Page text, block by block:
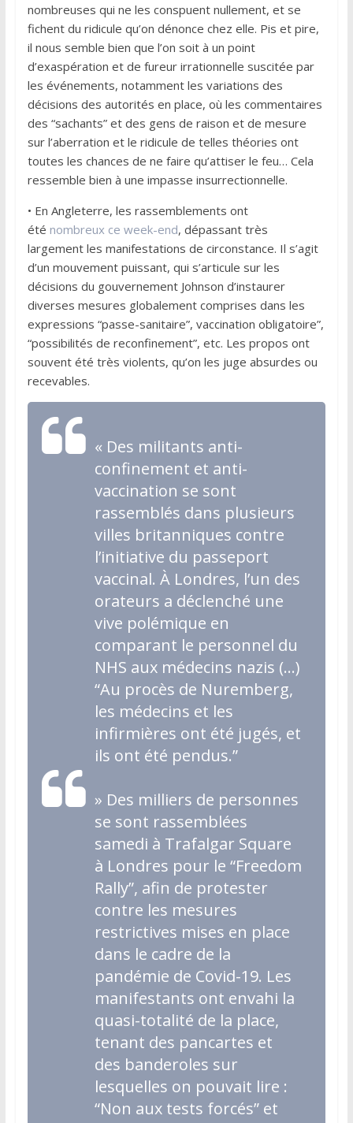
nombreuses qui ne les conspuent nullement, et se
fichent du ridicule qu’on dénonce chez elle. Pis et pire,
il nous semble bien que l’on soit à un point
d’exaspération et de fureur irrationnelle suscitée par
les événements, notamment les variations des
décisions des autorités en place, où les commentaires
des “sachants” et des gens de raison et de mesure
sur l’aberration et le ridicule de telles théories ont
toutes les chances de ne faire qu’attiser le feu… Cela
ressemble bien à une impasse insurrectionnelle.
• En Angleterre, les rassemblements ont
été nombreux ce week-end, dépassant très
largement les manifestations de circonstance. Il s’agit
d’un mouvement puissant, qui s’articule sur les
décisions du gouvernement Johnson d’instaurer
diverses mesures globalement comprises dans les
expressions “passe-sanitaire”, vaccination obligatoire”,
“possibilités de reconfinement”, etc. Les propos ont
souvent été très violents, qu’on les juge absurdes ou
recevables.
« Des militants anti-
confinement et anti-
vaccination se sont
rassemblés dans plusieurs
villes britanniques contre
l’initiative du passeport
vaccinal. À Londres, l’un des
orateurs a déclenché une
vive polémique en
comparant le personnel du
NHS aux médecins nazis (…)
“Au procès de Nuremberg,
les médecins et les
infirmières ont été jugés, et
ils ont été pendus.”
» Des milliers de personnes
se sont rassemblées
samedi à Trafalgar Square
à Londres pour le “Freedom
Rally”, afin de protester
contre les mesures
restrictives mises en place
dans le cadre de la
pandémie de Covid-19. Les
manifestants ont envahi la
quasi-totalité de la place,
tenant des pancartes et
des banderoles sur
lesquelles on pouvait lire :
“Non aux tests forcés” et